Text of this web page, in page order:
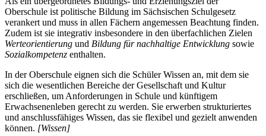
Oberschule ist politische Bildung im Sächsischen Schulgesetz
verankert und muss in allen Fächern angemessen Beachtung finden.
Zudem ist sie integrativ insbesondere in den überfachlichen Zielen
Werteorientierung und Bildung für nachhaltige Entwicklung sowie
Sozialkompetenz enthalten.
In der Oberschule eignen sich die Schüler Wissen an, mit dem sie
sich die wesentlichen Bereiche der Gesellschaft und Kultur
erschließen, um Anforderungen in Schule und künftigem
Erwachsenenleben gerecht zu werden. Sie erwerben strukturiertes
und anschlussfähiges Wissen, das sie flexibel und gezielt anwenden
können. [Wissen]